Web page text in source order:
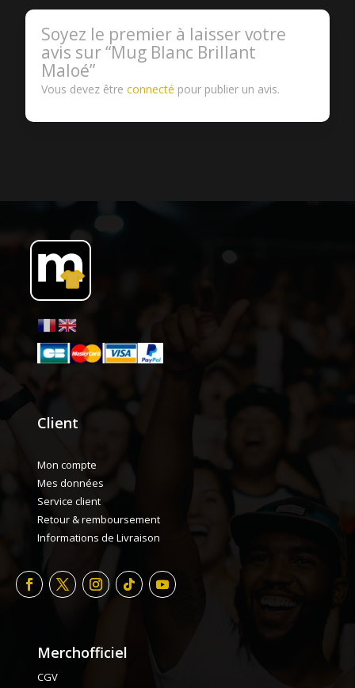
Soyez le premier à laisser votre
avis sur “Mug Blanc Brillant
Maloé”
Vous devez êtreconnecté pour publier un avis.
Client
Mon compte
Mes données
Service client
Retour & remboursement
Informations de Livraison
Merchofficiel
CGV